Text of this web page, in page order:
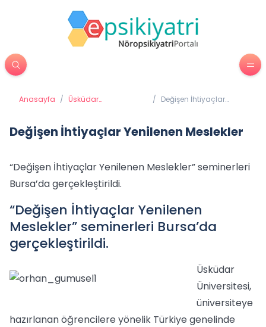
Anasayfa / Üsküdar
/ Değişen İhtiyaçlar
Değişen İhtiyaçlar Yenilenen Meslekler
“Değişen İhtiyaçlar Yenilenen Meslekler” seminerleri
Bursa’da gerçekleştirildi.
“Değişen İhtiyaçlar Yenilenen
Meslekler” seminerleri Bursa’da
gerçekleştirildi.
Üsküdar
Üniversitesi,
üniversiteye
hazırlanan öğrencilere yönelik Türkiye genelinde